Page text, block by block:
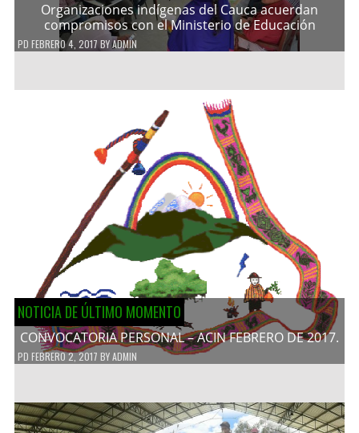
Organizaciones indígenas del Cauca acuerdan
compromisos con el Ministerio de Educación
PD FEBRERO 4, 2017 BYADMIN
NOTICIA DE ÚLTIMO MOMENTO
CONVOCATORIA PERSONAL – ACIN FEBRERO DE 2017.
PD FEBRERO 2, 2017 BYADMIN